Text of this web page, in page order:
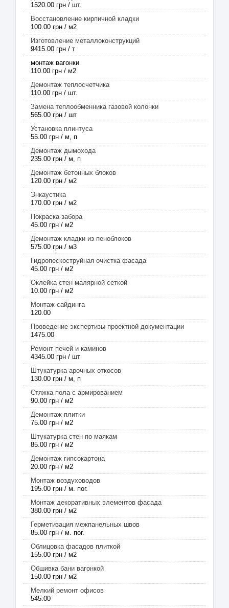
1520.00 грн / шт.
Восстановление кирпичной кладки
100.00 грн / м2
Изготовление металлоконструкций
9415.00 грн / т
монтаж вагонки
110.00 грн / м2
Демонтаж теплосчетчика
110.00 грн / шт.
Замена теплообменника газовой колонки
565.00 грн / шт
Установка плинтуса
55.00 грн / м, п
Демонтаж дымохода
235.00 грн / м, п
Демонтаж бетонных блоков
120.00 грн / м2
Энкаустика
170.00 грн / м2
Покраска забора
45.00 грн / м2
Демонтаж кладки из пеноблоков
575.00 грн / м3
Гидропескоструйная очистка фасада
45.00 грн / м2
Оклейка стен малярной сеткой
10.00 грн / м2
Монтаж сайдинга
120.00
Проведение экспертизы проектной документации
1475.00
Ремонт печей и каминов
4345.00 грн / шт
Штукатурка арочных откосов
130.00 грн / м, п
Стяжка пола с армированием
90.00 грн / м2
Демонтаж плитки
75.00 грн / м2
Штукатурка стен по маякам
85.00 грн / м2
Демонтаж гипсокартона
20.00 грн / м2
Монтаж воздуховодов
195.00 грн / м. пог.
Монтаж декоративных элементов фасада
380.00 грн / м2
Герметизация межпанельных швов
85.00 грн / м. пог.
Облицовка фасадов плиткой
155.00 грн / м2
Обшивка бани вагонкой
150.00 грн / м2
Мелкий ремонт офисов
545.00